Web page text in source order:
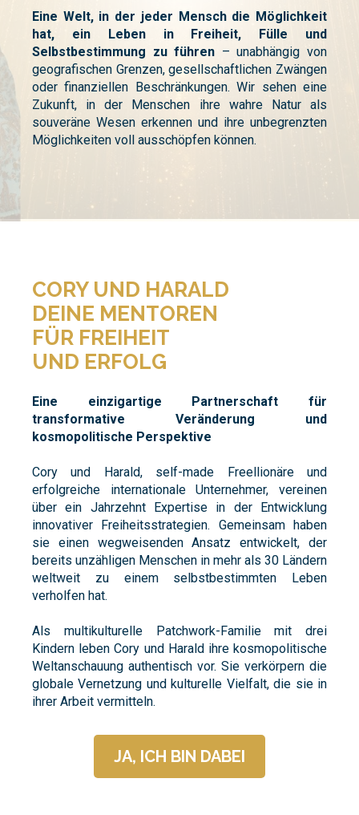
Eine Welt, in der jeder Mensch die Möglichkeit
hat, ein Leben in Freiheit, Fülle und
Selbstbestimmung zu führen – unabhängig von
geografischen Grenzen, gesellschaftlichen Zwängen
oder finanziellen Beschränkungen. Wir sehen eine
Zukunft, in der Menschen ihre wahre Natur als
souveräne Wesen erkennen und ihre unbegrenzten
Möglichkeiten voll ausschöpfen können.
CORY UND HARALD
DEINE MENTOREN
FÜR FREIHEIT
UND ERFOLG
Eine einzigartige Partnerschaft für
transformative Veränderung und
kosmopolitische Perspektive
Cory und Harald, self-made Freellionäre und
erfolgreiche internationale Unternehmer, vereinen
über ein Jahrzehnt Expertise in der Entwicklung
innovativer Freiheitsstrategien. Gemeinsam haben
sie einen wegweisenden Ansatz entwickelt, der
bereits unzähligen Menschen in mehr als 30 Ländern
weltweit zu einem selbstbestimmten Leben
verholfen hat.
Als multikulturelle Patchwork-Familie mit drei
Kindern leben Cory und Harald ihre kosmopolitische
Weltanschauung authentisch vor. Sie verkörpern die
globale Vernetzung und kulturelle Vielfalt, die sie in
ihrer Arbeit vermitteln.
JA, ICH BIN DABEI